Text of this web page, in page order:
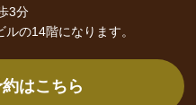
3分
の14階になります。
はこちら